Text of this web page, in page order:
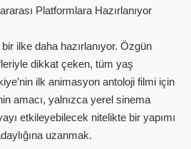
Platformlara Hazırlanıyor
ilke daha hazırlanıyor. Özgün
dikkat çeken, tüm yaş
ilk animasyon antoloji filmi için
amacı, yalnızca yerel sinema
etkileyebilecek nitelikte bir yapımı
uzanmak.